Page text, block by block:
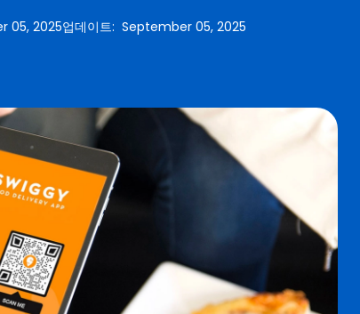
05, 2025업데이트: September 05, 2025